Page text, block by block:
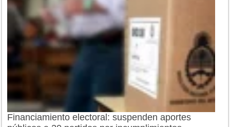
Financiamiento electoral: suspenden aportes